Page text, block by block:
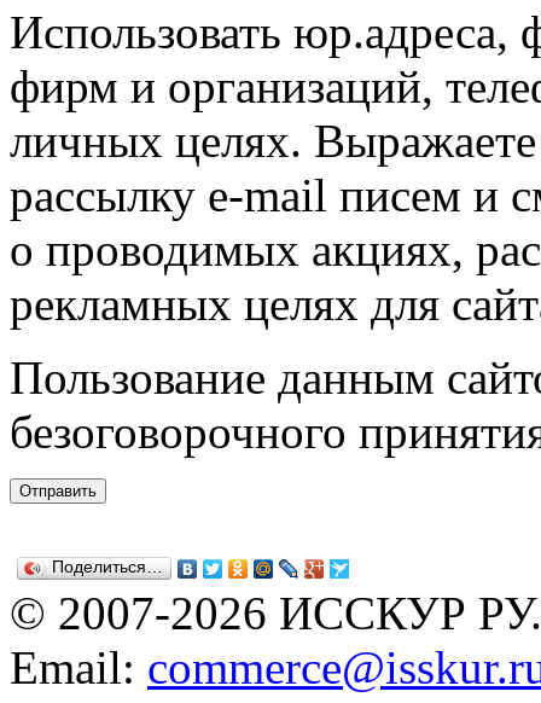
Использовать юр.адреса,
фирм и организаций,
личных целях. Выражаете
рассылку e-mail писем и
о проводимых акциях,
рекламных целях для
Пользование данным
безоговорочного
Поделиться…
© 2007-2026 ИССКУР РУ.
Email: